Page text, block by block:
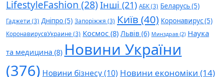
LifestyleFashion (28) Інші (21) АБК(3) Беларусь(5)
Гаджети (3) Дніпро(5) Запоріжжя (3) Київ (40) Коронавирус(5)
КоронавирусвУкраине (3) Космос (8) Львів (6) Минздрав (2) Наука
та медицина (8) Новини України
(376) Новини бізнесу(10) Новини економіки (14)